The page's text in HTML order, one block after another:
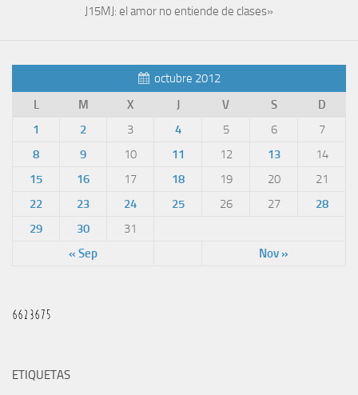
J15MJ: el amor no entiende de clases»
octubre 2012
L
M X J V S D
« Sep Nov »
1 2 3 4 5 6
7
8
9 10 11 12 13
14
15
16 17 18 19 20
21
22
23 24 25 26 27
28
29
30 31
ETIQUETAS